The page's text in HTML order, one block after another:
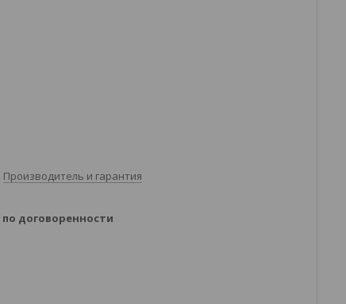
Производитель и гарантия
по договоренности